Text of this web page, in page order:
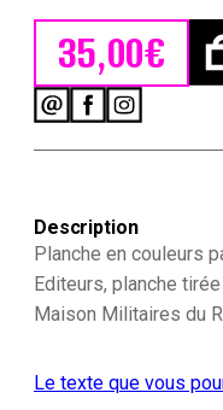
35,00€
Garde
du
Roi
-
manège
Description
Planche en couleurs
Editeurs, planche
Maison Militaires du
Le texte que vous